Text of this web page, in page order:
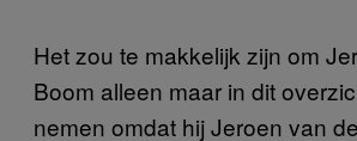
Het zou te makkelijk zijn om
Boom alleen maar in dit
nemen omdat hij Jeroen van